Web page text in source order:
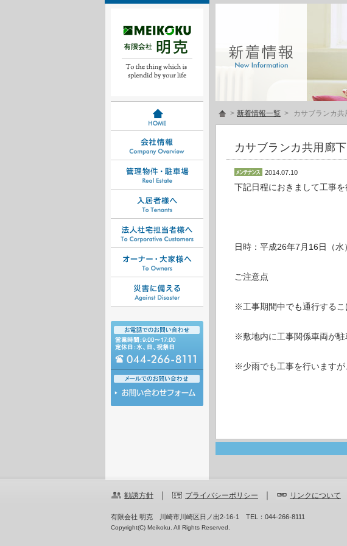
> 新着情報一覧 > カサブランカ
カサブランカ共用廊
2014.07.10
下記日程におきまして工事
日時：平成26年7月16日（
ご注意点
※工事期間中でも通行するこ
※敷地内に工事関係車両が駐
※少雨でも工事を行います
勧誘方針 ｜ プライバシーポリシー ｜ リンクについて
有限会社 明克 川崎市川崎区日ノ出2-16-1 TEL：044-266-8111
Copyright(C) Meikoku. All Rights Reserved.